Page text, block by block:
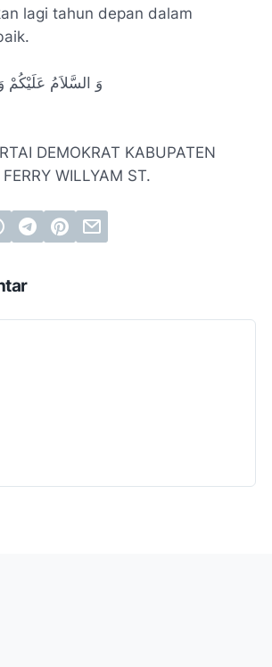
lagi tahun depan dalam
وَ السَّلاَمُ عَلَيْكُمْ
DEMOKRAT KABUPATEN
WILLYAM ST.